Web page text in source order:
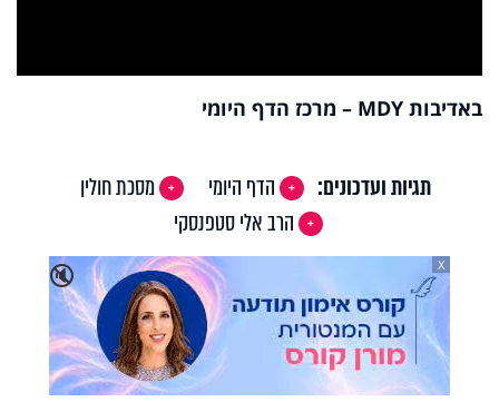
Video
באדיבות MDY – מרכז הדף היומי
תגיות ועדכונים: הדף היומי
מסכת חולין
הרב אלי סטפנסקי
🔇
X